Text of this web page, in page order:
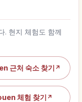
. 현지 체험도 함께
근처 숙소 찾기 ↗
체험 찾기 ↗